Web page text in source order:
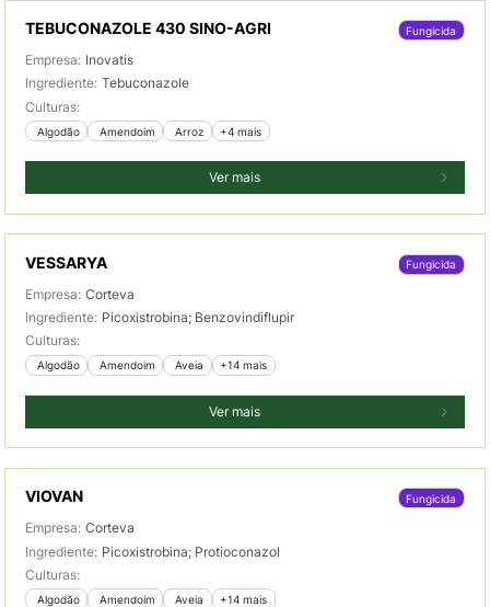
TEBUCONAZOLE 430 SINO-AGRI Fungicida
Empresa: Inovatis
Ingrediente: Tebuconazole
Culturas:
Algodão Amendoim Arroz +4 mais
Ver mais
VESSARYA Fungicida
Empresa: Corteva
Ingrediente: Picoxistrobina; Benzovindiflupir
Culturas:
Algodão Amendoim Aveia +14 mais
Ver mais
VIOVAN Fungicida
Empresa: Corteva
Ingrediente: Picoxistrobina; Protioconazol
Culturas:
Algodão Amendoim Aveia +14 mais